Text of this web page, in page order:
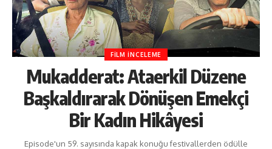
FILM İNCELEME
Mukadderat: Ataerkil Düzene
Başkaldırarak Dönüşen Emekçi
Bir Kadın Hikâyesi
Episode'un 59. sayısında kapak konuğu festivallerden ödülle